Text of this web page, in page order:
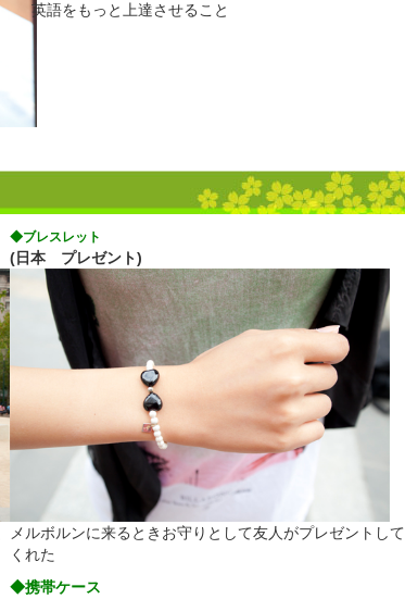
英語をもっと上達させること
◆ブレスレット
(日本 プレゼント)
メルボルンに来るときお守りとして友人がプレゼントして
くれた
◆携帯ケース